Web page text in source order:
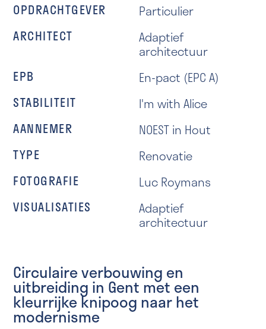
Circulaire verbouwing en
uitbreiding in Gent met een
kleurrijke knipoog naar het
modernisme
OPDRACHTGEVER
Particulier
ARCHITECT
Adaptief
architectuur
EPB
En-pact (EPC A)
STABILITEIT
I'm with Alice
AANNEMER
NOEST in Hout
TYPE
Renovatie
FOTOGRAFIE
Luc Roymans
VISUALISATIES
Adaptief
architectuur